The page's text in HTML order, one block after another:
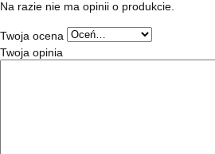
Na razie nie ma opinii o produkcie.
Twoja ocena
Twoja opinia